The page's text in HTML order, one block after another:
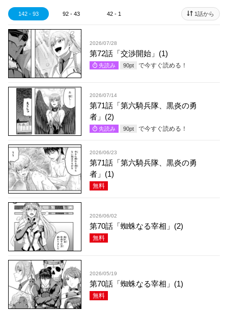
142 - 93 92 - 43 42 - 1 1話から
2026/07/28
第72話「交渉開始」(1)
先読み 90pt で今すぐ読める！
2026/07/14
第71話「第六騎兵隊、黒炎の勇
者」(2)
先読み 90pt で今すぐ読める！
2026/06/23
第71話「第六騎兵隊、黒炎の勇
者」(1)
無料
2026/06/02
第70話「蜘蛛なる宰相」(2)
無料
2026/05/19
第70話「蜘蛛なる宰相」(1)
無料